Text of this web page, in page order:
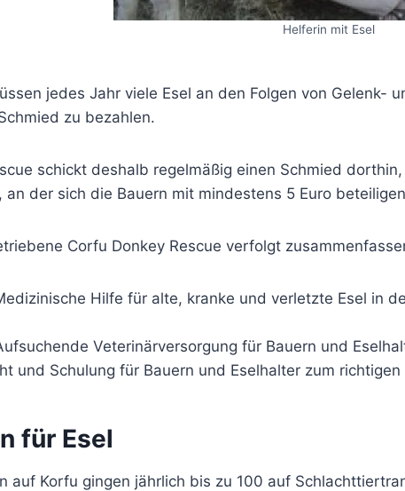
Helferin mit Esel
jedes Jahr viele Esel an den Folgen von Gelenk-
zu bezahlen.
schickt deshalb regelmäßig einen Schmied
an der sich die Bauern mit mindestens 5 Euro
Corfu Donkey Rescue verfolgt
Hilfe für alte, kranke und verletzte Esel in
Veterinärversorgung für Bauern und
und Schulung für Bauern und Eselhalter zum richtigen
für Esel
auf Korfu gingen jährlich bis zu 100 auf